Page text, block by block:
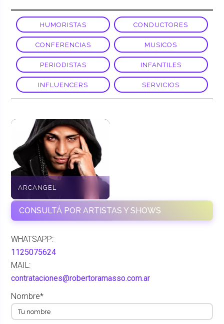
HUMORISTAS CONDUCTORES
CONFERENCIAS MUSICOS
PERIODISTAS INFANTILES
INFLUENCERS SERVICIOS
ARCANGEL
CONSULTÁ POR ARTISTAS Y SHOWS
WHATSAPP:
1125075624
MAIL:
contrataciones@robertoramasso.com.ar
Nombre*